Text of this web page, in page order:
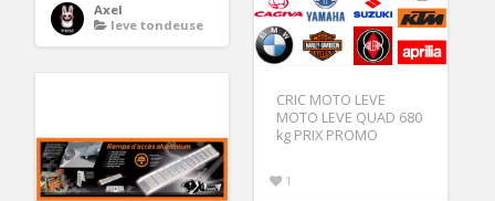
Axel
leve tondeuse
CRIC MOTO LEVE
MOTO LEVE QUAD 680
kg PRIX PROMO
1